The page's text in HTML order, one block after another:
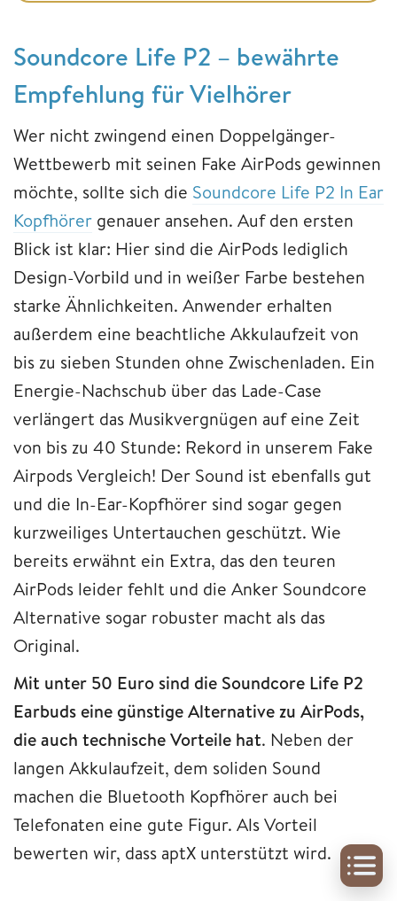
Soundcore Life P2 – bewährte
Empfehlung für Vielhörer
Wer nicht zwingend einen Doppelgänger-
Wettbewerb mit seinen Fake AirPods gewinnen
möchte, sollte sich die Soundcore Life P2 In Ear
Kopfhörer genauer ansehen. Auf den ersten
Blick ist klar: Hier sind die AirPods lediglich
Design-Vorbild und in weißer Farbe bestehen
starke Ähnlichkeiten. Anwender erhalten
außerdem eine beachtliche Akkulaufzeit von
bis zu sieben Stunden ohne Zwischenladen. Ein
Energie-Nachschub über das Lade-Case
verlängert das Musikvergnügen auf eine Zeit
von bis zu 40 Stunde: Rekord in unserem Fake
Airpods Vergleich! Der Sound ist ebenfalls gut
und die In-Ear-Kopfhörer sind sogar gegen
kurzweiliges Untertauchen geschützt. Wie
bereits erwähnt ein Extra, das den teuren
AirPods leider fehlt und die Anker Soundcore
Alternative sogar robuster macht als das
Original.
Mit unter 50 Euro sind die Soundcore Life P2
Earbuds eine günstige Alternative zu AirPods,
die auch technische Vorteile hat. Neben der
langen Akkulaufzeit, dem soliden Sound
machen die Bluetooth Kopfhörer auch bei
Telefonaten eine gute Figur. Als Vorteil
bewerten wir, dass aptX unterstützt wird.